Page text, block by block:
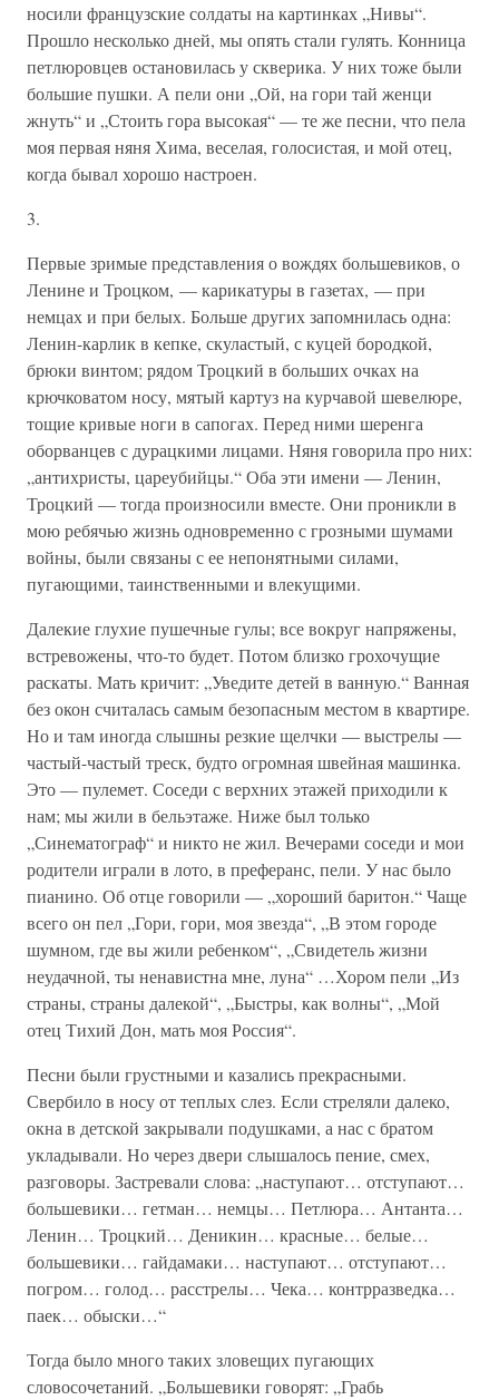
носили французские солдаты на картинках „Нивы“.
Прошло несколько дней, мы опять стали гулять. Конница
петлюровцев остановилась у скверика. У них тоже были
большие пушки. А пели они „Ой, на гори тай женци
жнуть“ и „Стоить гора высокая“ — те же песни, что пела
моя первая няня Хима, веселая, голосистая, и мой отец,
когда бывал хорошо настроен.
3.
Первые зримые представления о вождях большевиков, о
Ленине и Троцком, — карикатуры в газетах, — при
немцах и при белых. Больше других запомнилась одна:
Ленин-карлик в кепке, скуластый, с куцей бородкой,
брюки винтом; рядом Троцкий в больших очках на
крючковатом носу, мятый картуз на курчавой шевелюре,
тощие кривые ноги в сапогах. Перед ними шеренга
оборванцев с дурацкими лицами. Няня говорила про них:
„антихристы, цареубийцы.“ Оба эти имени — Ленин,
Троцкий — тогда произносили вместе. Они проникли в
мою ребячью жизнь одновременно с грозными шумами
войны, были связаны с ее непонятными силами,
пугающими, таинственными и влекущими.
Далекие глухие пушечные гулы; все вокруг напряжены,
встревожены, что-то будет. Потом близко грохочущие
раскаты. Мать кричит: „Уведите детей в ванную.“ Ванная
без окон считалась самым безопасным местом в квартире.
Но и там иногда слышны резкие щелчки — выстрелы —
частый-частый треск, будто огромная швейная машинка.
Это — пулемет. Соседи с верхних этажей приходили к
нам; мы жили в бельэтаже. Ниже был только
„Синематограф“ и никто не жил. Вечерами соседи и мои
родители играли в лото, в преферанс, пели. У нас было
пианино. Об отце говорили — „хороший баритон.“ Чаще
всего он пел „Гори, гори, моя звезда“, „В этом городе
шумном, где вы жили ребенком“, „Свидетель жизни
неудачной, ты ненавистна мне, луна“ …Хором пели „Из
страны, страны далекой“, „Быстры, как волны“, „Мой
отец Тихий Дон, мать моя Россия“.
Песни были грустными и казались прекрасными.
Свербило в носу от теплых слез. Если стреляли далеко,
окна в детской закрывали подушками, а нас с братом
укладывали. Но через двери слышалось пение, смех,
разговоры. Застревали слова: „наступают… отступают…
большевики… гетман… немцы… Петлюра… Антанта…
Ленин… Троцкий… Деникин… красные… белые…
большевики… гайдамаки… наступают… отступают…
погром… голод… расстрелы… Чека… контрразведка…
паек… обыски…“
Тогда было много таких зловещих пугающих
словосочетаний. „Большевики говорят: „Грабь